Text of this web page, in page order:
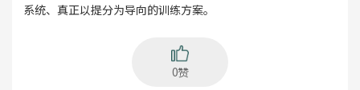
系统、真正以提分为导向的训练方案。
0赞